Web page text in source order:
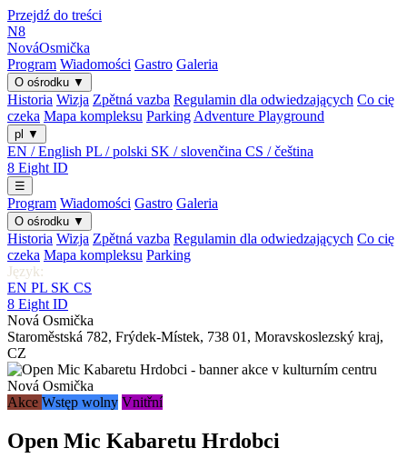
Przejdź do treści
N8
NováOsmička
Program Wiadomości Gastro Galeria
O ośrodku ▼
Historia Wizja Zpětná vazba Regulamin dla odwiedzających Co cię
czeka Mapa kompleksu Parking Adventure Playground
pl ▼
EN / English PL / polski SK / slovenčina CS / čeština
8 Eight ID
☰
Program Wiadomości Gastro Galeria
O ośrodku ▼
Historia Wizja Zpětná vazba Regulamin dla odwiedzających Co cię
czeka Mapa kompleksu Parking
Język:
EN PL SK CS
8 Eight ID
Nová Osmička
Staroměstská 782, Frýdek-Místek, 738 01 , Moravskoslezský kraj,
CZ
Akce Wstęp wolny Vnitřní
Open Mic Kabaretu Hrdobci